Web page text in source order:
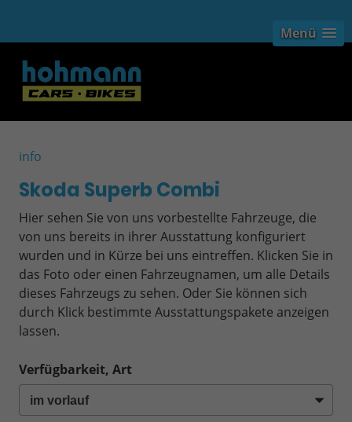
Menü
info
Skoda Superb Combi
Hier sehen Sie von uns vorbestellte Fahrzeuge, die
von uns bereits in ihrer Ausstattung konfiguriert
wurden und in Kürze bei uns eintreffen. Klicken Sie in
das Foto oder einen Fahrzeugnamen, um alle Details
dieses Fahrzeugs zu sehen. Oder Sie können sich
durch Klick bestimmte Ausstattungspakete anzeigen
lassen.
Verfügbarkeit, Art